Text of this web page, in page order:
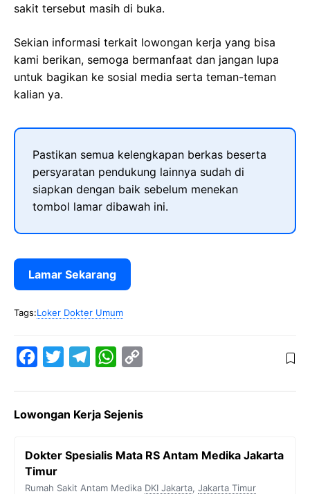
sakit tersebut masih di buka.
Sekian informasi terkait lowongan kerja yang bisa
kami berikan, semoga bermanfaat dan jangan lupa
untuk bagikan ke sosial media serta teman-teman
kalian ya.
Pastikan semua kelengkapan berkas beserta
persyaratan pendukung lainnya sudah di
siapkan dengan baik sebelum menekan
tombol lamar dibawah ini.
Lamar Sekarang
Tags:Loker Dokter Umum
e
o
t
e
e
r
a
W
t
A
p
y
n
Lowongan Kerja Sejenis
Dokter Spesialis Mata RS Antam Medika Jakarta
Timur
Rumah Sakit Antam Medika DKI Jakarta, Jakarta Timur